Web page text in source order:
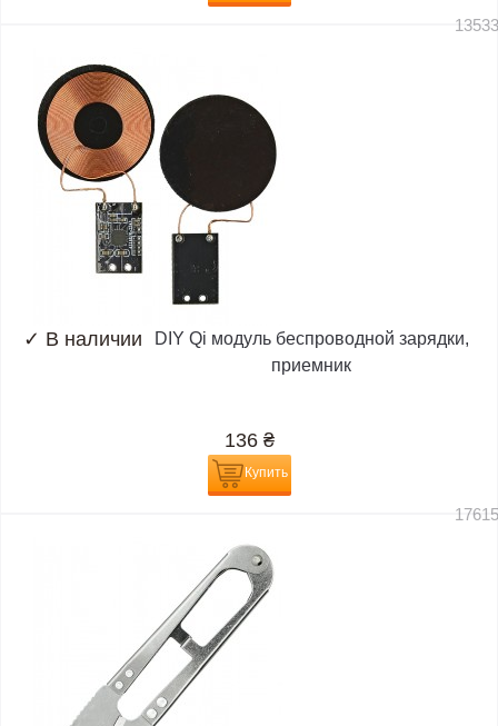
✓ В наличии
DIY Qi модуль беспроводной зарядки,
приемник
136 ₴
Купить